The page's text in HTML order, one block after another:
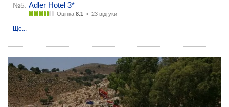
№5. Adler Hotel 3*
Оцінка 8.1 • 23 відгуки
Ще...